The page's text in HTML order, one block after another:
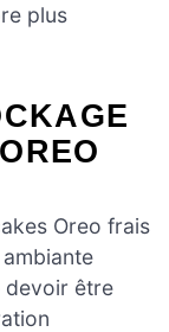
plus
Oreo frais
devoir être